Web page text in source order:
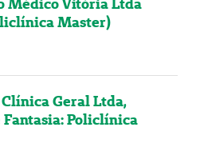
Master)
Geral Ltda,
Policlínica